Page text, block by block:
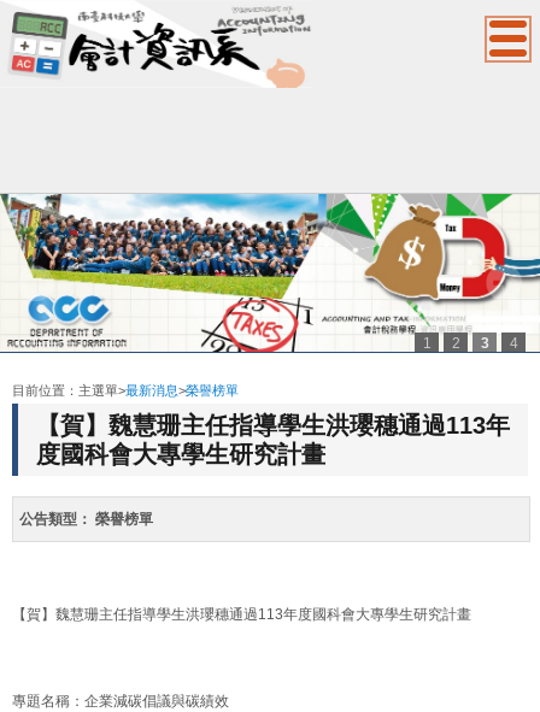
1 2 3
4
目前位置： 主選單>最新消息>榮譽榜單
【賀】魏慧珊主任指導學生洪瓔穗通過113年
度國科會大專學生研究計畫
公告類型： 榮譽榜單
【賀】魏慧珊主任指導學生洪瓔穗通過113年度國科會大專學生研究計畫
專題名稱：企業減碳倡議與碳績效